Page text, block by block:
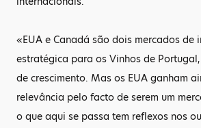
«EUA e Canadá são dois mercados de
estratégica para os Vinhos de
de crescimento. Mas os EUA ganham
relevância pelo facto de serem um
o que aqui se passa tem reflexos nos